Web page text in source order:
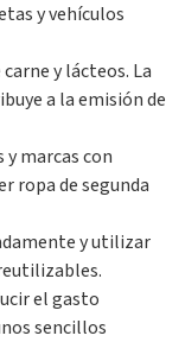
y vehículos
y lácteos. La
a la emisión de
marcas con
ropa de segunda
y utilizar
el gasto
sencillos